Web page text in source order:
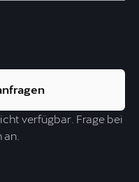
verfügbar. Frage bei